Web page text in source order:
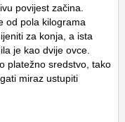
povijest začina.
od pola kilograma
za konja, a ista
je kao dvije ovce.
platežno sredstvo, tako
miraz ustupiti